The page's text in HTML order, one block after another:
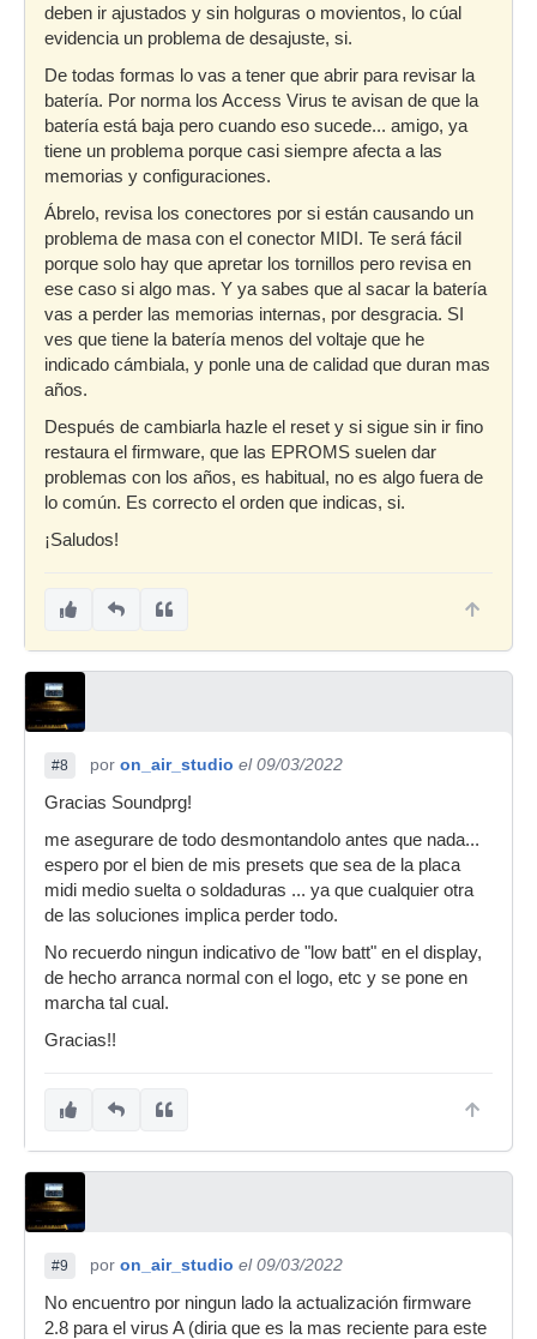
deben ir ajustados y sin holguras o movientos, lo cúal
evidencia un problema de desajuste, si.
De todas formas lo vas a tener que abrir para revisar la
batería. Por norma los Access Virus te avisan de que la
batería está baja pero cuando eso sucede... amigo, ya
tiene un problema porque casi siempre afecta a las
memorias y configuraciones.
Ábrelo, revisa los conectores por si están causando un
problema de masa con el conector MIDI. Te será fácil
porque solo hay que apretar los tornillos pero revisa en
ese caso si algo mas. Y ya sabes que al sacar la batería
vas a perder las memorias internas, por desgracia. SI
ves que tiene la batería menos del voltaje que he
indicado cámbiala, y ponle una de calidad que duran mas
años.
Después de cambiarla hazle el reset y si sigue sin ir fino
restaura el firmware, que las EPROMS suelen dar
problemas con los años, es habitual, no es algo fuera de
lo común. Es correcto el orden que indicas, si.
¡Saludos!
#8 por on_air_studio el 09/03/2022
Gracias Soundprg!
me asegurare de todo desmontandolo antes que nada...
espero por el bien de mis presets que sea de la placa
midi medio suelta o soldaduras ... ya que cualquier otra
de las soluciones implica perder todo.
No recuerdo ningun indicativo de "low batt" en el display,
de hecho arranca normal con el logo, etc y se pone en
marcha tal cual.
Gracias!!
#9 por on_air_studio el 09/03/2022
No encuentro por ningun lado la actualización firmware
2.8 para el virus A (diria que es la mas reciente para este